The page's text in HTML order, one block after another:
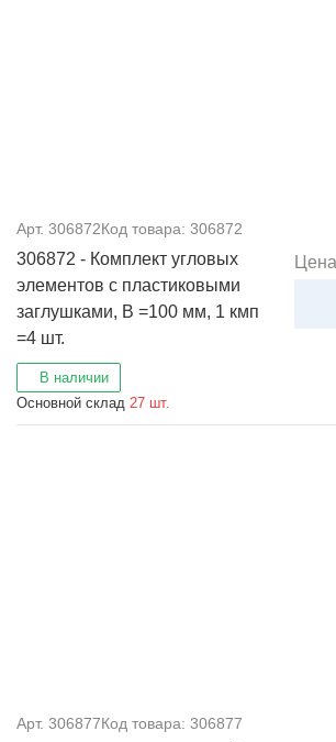
Арт. 306872Код товара: 306872
306872 - Комплект угловых
элементов с пластиковыми
заглушками, В =100 мм, 1 кмп
=4 шт.
В наличии
Основной склад 27 шт.
Цена
Арт. 306877Код товара: 306877